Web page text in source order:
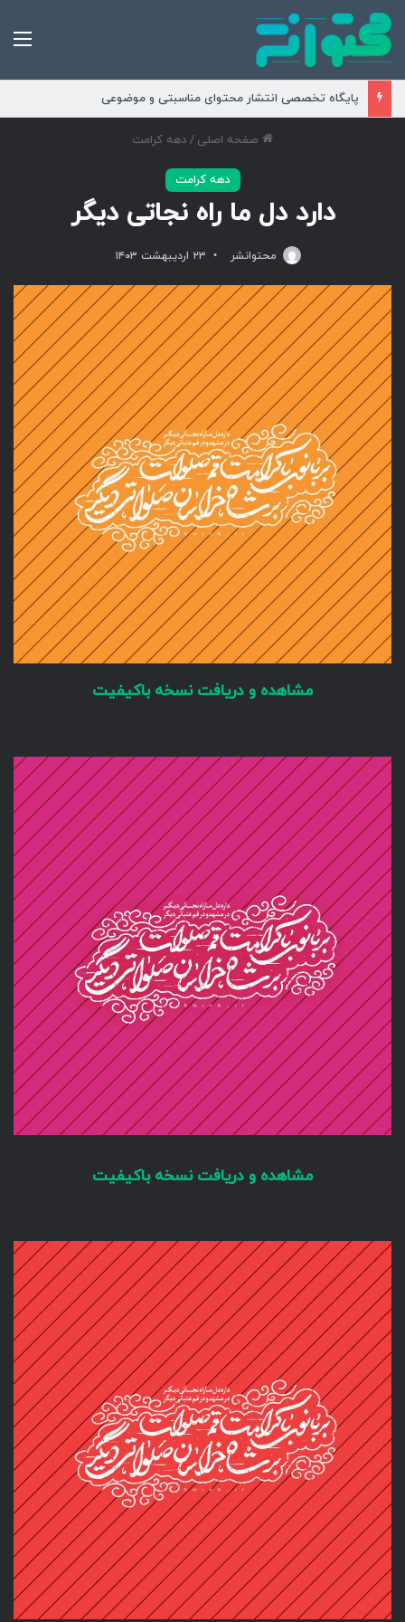
پایگاه تخصصی انتشار محتوای مناسبتی و موضوعی
صفحه اصلی / دهه کرامت
دهه کرامت
دارد دل ما راه نجاتی دیگر
محتوانشر ۲۳ اردیبهشت ۱۴۰۳
مشاهده و دریافت نسخه باکیفیت
مشاهده و دریافت نسخه باکیفیت